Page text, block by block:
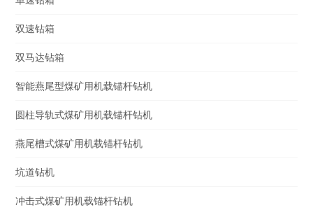
双速钻箱
双马达钻箱
智能燕尾型煤矿用机载锚杆钻机
圆柱导轨式煤矿用机载锚杆钻机
燕尾槽式煤矿用机载锚杆钻机
坑道钻机
冲击式煤矿用机载锚杆钻机